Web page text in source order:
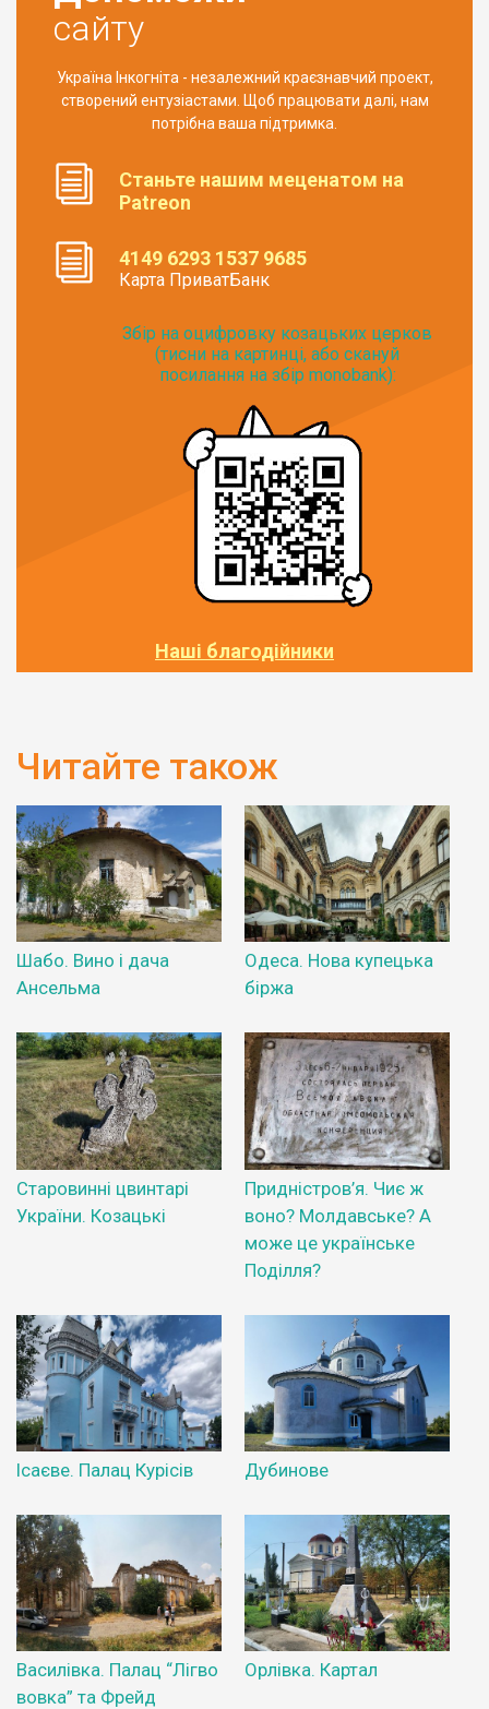
сайту
Україна Інкогніта - незалежний краєзнавчий проект,
створений ентузіастами. Щоб працювати далі, нам
потрібна ваша підтримка.
Станьте нашим меценатом на
Patreon
4149 6293 1537 9685
Карта ПриватБанк
Збір на оцифровку козацьких церков
(тисни на картинці, або скануй
посилання на збір monobank):
Наші благодійники
Читайте також
Шабо. Вино і дача
Ансельма
Одеса. Нова купецька
біржа
Старовинні цвинтарі
України. Козацькі
Придністров’я. Чиє ж
воно? Молдавське? А
може це українське
Поділля?
Ісаєве. Палац Курісів Дубинове
Василівка. Палац “Лігво
вовка” та Фрейд
Орлівка. Картал